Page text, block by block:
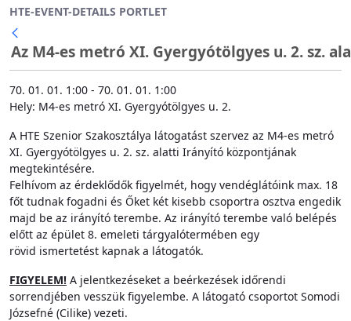
Ugrás a fő tartalomhoz
HTE-EVENT-DETAILS PORTLET
Az M4-es metró XI. Gyergyótölgyes u. 2. sz.
70. 01. 01. 1:00 - 70. 01. 01. 1:00
Hely: M4-es metró XI. Gyergyótölgyes u. 2.
A HTE Szenior Szakosztálya látogatást szervez az M4-es metró
XI. Gyergyótölgyes u. 2. sz. alatti Irányító központjának
megtekintésére.
Felhívom az érdeklődők figyelmét, hogy vendéglátóink max. 18
főt tudnak fogadni és Őket két kisebb csoportra osztva engedik
majd be az irányító terembe. Az irányító terembe való belépés
előtt az épület 8. emeleti tárgyalótermében egy
rövid ismertetést kapnak a látogatók.
FIGYELEM! A jelentkezéseket a beérkezések időrendi
sorrendjében vesszük figyelembe. A látogató csoportot Somodi
Józsefné (Cilike) vezeti.